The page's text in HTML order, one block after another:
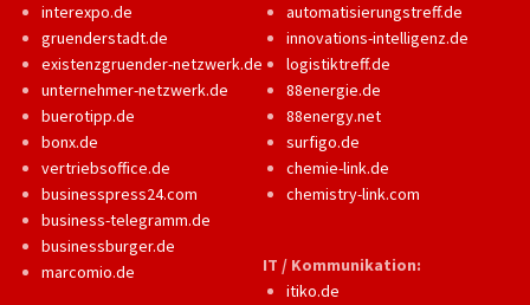
interexpo.de
gruenderstadt.de
existenzgruender-netzwerk.de
unternehmer-netzwerk.de
buerotipp.de
bonx.de
vertriebsoffice.de
businesspress24.com
business-telegramm.de
businessburger.de
marcomio.de
automatisierungstreff.de
innovations-intelligenz.de
logistiktreff.de
88energie.de
88energy.net
surfigo.de
chemie-link.de
chemistry-link.com
IT / Kommunikation:
itiko.de